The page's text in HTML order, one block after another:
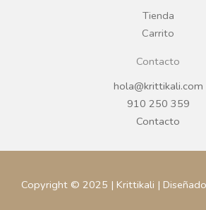
Tienda
Carrito
Contacto
hola@krittikali.com
910 250 359
Contacto
Copyright © 2025 | Krittikali | Diseñado